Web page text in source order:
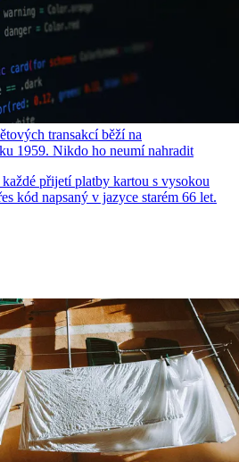
transakcí běží na
1959. Nikdo ho neumí nahradit
přijetí platby kartou s vysokou
kód napsaný v jazyce starém 66 let.